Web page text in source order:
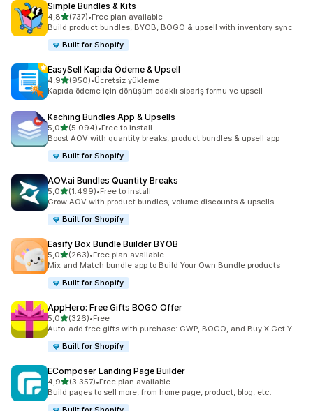
Simple Bundles & Kits
4,85 yıldız üzerinden
(737)
toplam 737 değerlendirme
•Free plan available
Build product bundles, BYOB, BOGO & upsell with inventory sync
Built for Shopify
EasySell Kapıda Ödeme & Upsell
4,95 yıldız üzerinden
(950)
toplam 950 değerlendirme
•Ücretsiz yükleme
Kapıda ödeme için dönüşüm odaklı sipariş formu ve upsell
Kaching Bundles App & Upsells
5,05 yıldız üzerinden
(5.094)
toplam 5094 değerlendirme
•Free to install
Boost AOV with quantity breaks, product bundles & upsell app
Built for Shopify
AOV.ai Bundles Quantity Breaks
5,05 yıldız üzerinden
(1.499)
toplam 1499 değerlendirme
•Free to install
Grow AOV with product bundles, volume discounts & upsells
Built for Shopify
Easify Box Bundle Builder BYOB
5,05 yıldız üzerinden
(263)
toplam 263 değerlendirme
•Free plan available
Mix and Match bundle app to Build Your Own Bundle products
Built for Shopify
AppHero: Free Gifts BOGO Offer
5,05 yıldız üzerinden
(326)
toplam 326 değerlendirme
•Free
Auto-add free gifts with purchase: GWP, BOGO, and Buy X Get Y
Built for Shopify
EComposer Landing Page Builder
4,95 yıldız üzerinden
(3.357)
toplam 3357 değerlendirme
•Free plan available
Build pages to sell more, from home page, product, blog, etc.